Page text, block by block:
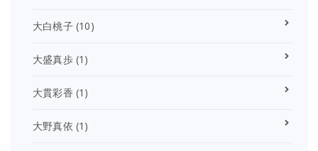
大白桃子(10)
大盛真歩(1)
大貫彩香 (1)
大野真依 (1)